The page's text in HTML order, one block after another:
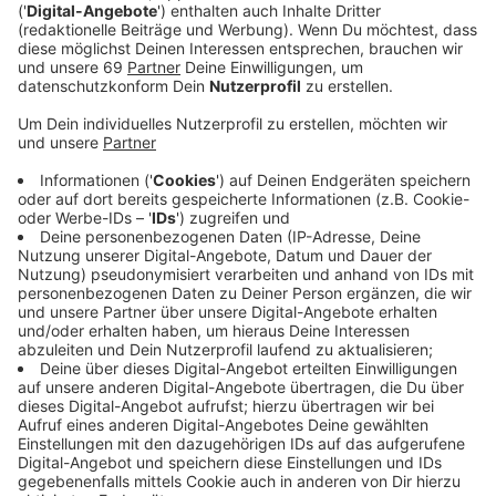
Gratulanten.
Veröffentlicht:Freitag, 12.01.2024 00:00
Comedy
Atze Schröders Kaltstart 24: "Jeff Bazos wird